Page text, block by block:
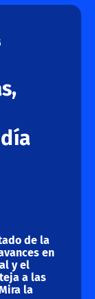
de la
en
y el
a las
la